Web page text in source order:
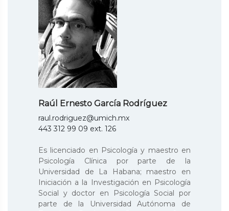
Raúl Ernesto García Rodríguez
raul.rodriguez@umich.mx
443 312 99 09 ext. 126
Es licenciado en Psicología y maestro en
Psicología Clínica por parte de la
Universidad de La Habana; maestro en
Iniciación a la Investigación en Psicología
Social y doctor en Psicología Social por
parte de la Universidad Autónoma de